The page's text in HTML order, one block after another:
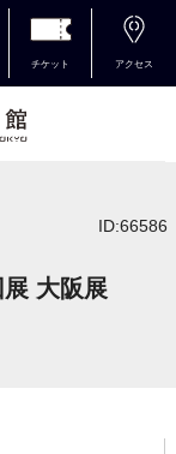
チケット アクセス
ID:66586
大阪展